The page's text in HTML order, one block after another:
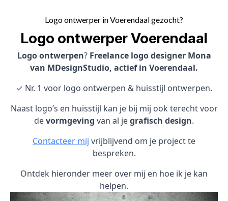
Logo ontwerper in Voerendaal gezocht?
Logo ontwerper Voerendaal
Logo ontwerpen? Freelance logo designer Mona
van MDesignStudio, actief in Voerendaal.
✓ Nr. 1 voor logo ontwerpen & huisstijl ontwerpen.
Naast logo’s en huisstijl kan je bij mij ook terecht voor
devormgeving van al jegrafisch design.
Contacteer mij vrijblijvend om je project te
bespreken.
Ontdek hieronder meer over mij en hoe ik je kan
helpen.